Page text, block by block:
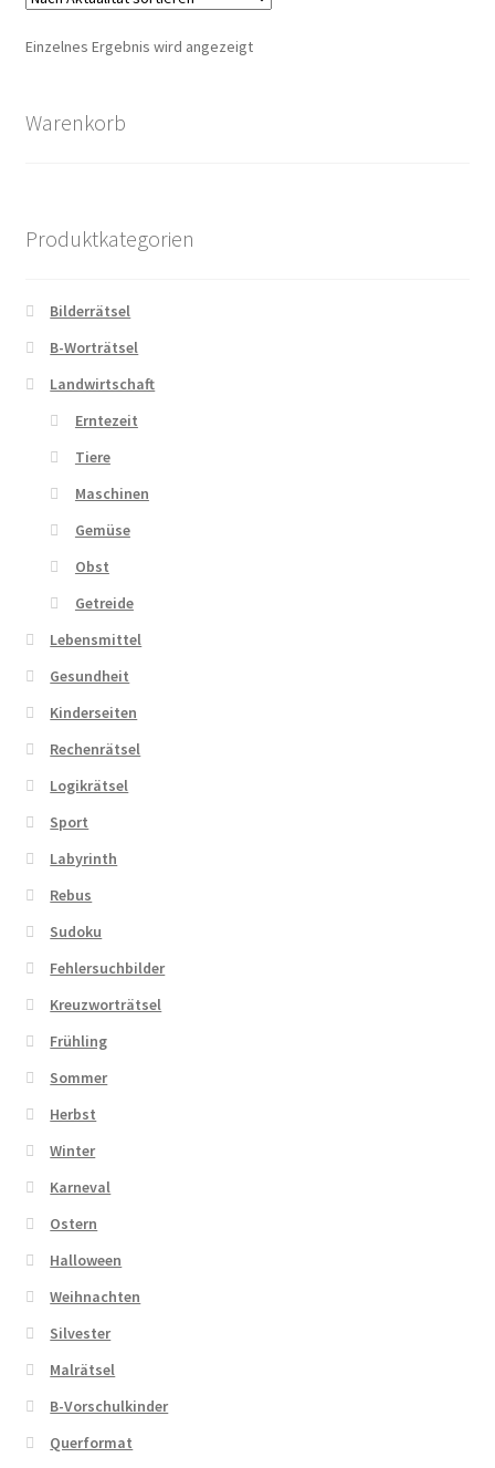
Über Rätselkind
Einzelnes Ergebnis wird angezeigt
Warenkorb
Produktkategorien
Bilderrätsel
B-Worträtsel
Landwirtschaft
Erntezeit
Tiere
Maschinen
Gemüse
Obst
Getreide
Lebensmittel
Gesundheit
Kinderseiten
Rechenrätsel
Logikrätsel
Sport
Labyrinth
Rebus
Sudoku
Fehlersuchbilder
Kreuzworträtsel
Frühling
Sommer
Herbst
Winter
Karneval
Ostern
Halloween
Weihnachten
Silvester
Malrätsel
B-Vorschulkinder
Querformat